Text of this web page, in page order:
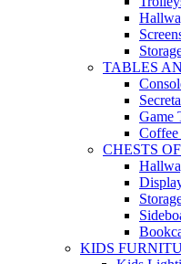
TABLES
Game
Coffee
CHESTS
KIDS